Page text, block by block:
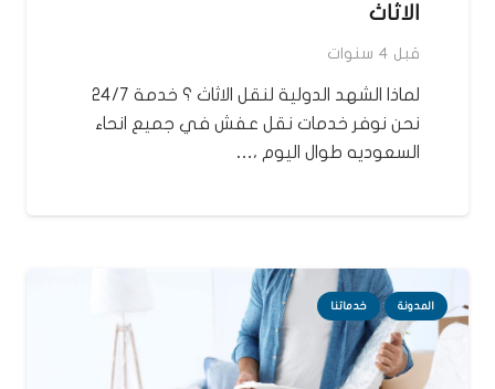
الاثاث
قبل 4 سنوات
لماذا الشهد الدولية لنقل الاثاث ؟ خدمة 24/7
نحن نوفر خدمات نقل عفش في جميع انحاء
السعوديه طوال اليوم ،…
المدونة خدماتنا